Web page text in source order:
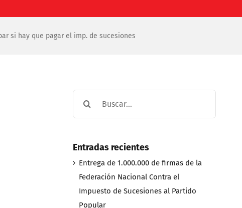
si hay que pagar el imp. de sucesiones
Entradas recientes
Entrega de 1.000.000 de firmas de la
Federación Nacional Contra el
Impuesto de Sucesiones al Partido
Popular